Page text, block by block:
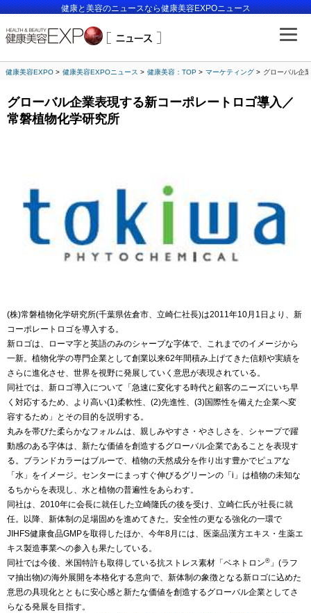
健康と美容のニュースなら健康美容EXPOニュース
健康美容EXPO 健康美容EXPOニュース 健康美容：TOP マーケティング グローバル企
グローバル企業表現する新コーポレートロゴ導入／
常磐植物化学研究所
(株)常磐植物化学研究所(千葉県佐倉市、立崎仁社長)は2011年10月1日より、新
コーポレートロゴを導入する。
新ロゴは、ローマ字と英語のみのシャープな字体で、これまでのイメージから
一新。植物化学の専門企業として創業以来62年間積み上げてきた信頼や実績を
さらに進化させ、世界を視野に発展していく意思が表現されている。
同社では、新ロゴ導入について「急速に変化する時代と顧客のニーズにいち早
く対応するため、より高い(1)柔軟性、(2)先進性、(3)国際性を備えた企業へ変
容するため」とその目的を説明する。
丸みを帯びた柔らかなフォルムは、親しみやすさ・やさしさを、シャープで躍
動感のある字体は、新たな価値を創造するグローバル企業であることを表現す
る。ブランドカラーはブルーで、植物の天然成分を作り出す豊かでピュアな
「水」をイメージ。センターにまっすぐ伸びるグリーンの「i」は植物の未知な
るちからを表現し、水と植物の普遍性をあらわす。
同社は、2010年に会長に就任した立崎隆氏の後を受け、立崎仁氏が社長に就
任。以降、新体制の足場固めを進めてきた。安全性の更なる強化の一環で
JIHFS健康食品GMPを取得したほか、今年8月には、医薬品漢方エキス・生薬エ
キス製造事業への参入も果たしている。
同社では今後、米国特許も取得している抗ストレス素材「ベネトロン® 」(ラフ
マ抽出物)の海外展開を本格化する意向で、新体制の象徴となる新ロゴに込めた
意思の具現化とともに安心感と新たな価値を創造するグローバル企業としてさ
らなる発展を目指す。